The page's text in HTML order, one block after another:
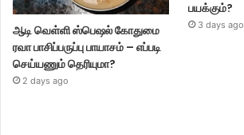
ஆடி வெள்ளி ஸ்பெஷல் கோதுமை
ரவா பாசிப்பருப்பு பாயாசம் – எப்படி
செய்யணும் தெரியுமா?
2 days ago
பயக்கும்?
3 days ago